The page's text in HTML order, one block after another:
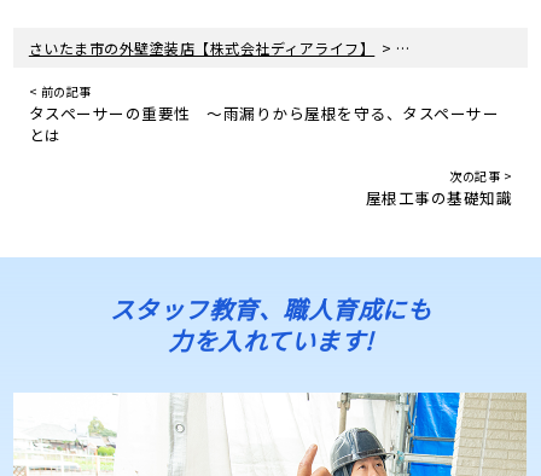
さいたま市の外壁塗装店【株式会社ディアライフ】 > 住宅リフォームの真
< 前の記事
タスペーサーの重要性 ～雨漏りから屋根を守る、タスペーサー
とは
次の記事 >
屋根工事の基礎知識
スタッフ教育、職人育成にも
力を入れています!